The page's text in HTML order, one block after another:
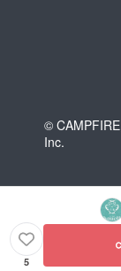
©
Inc.
5